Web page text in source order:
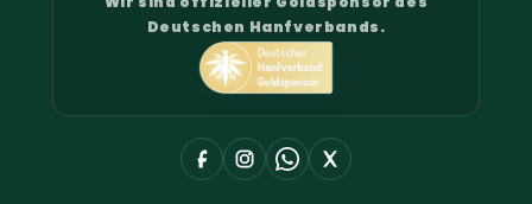
Deutschen Hanfverbands.